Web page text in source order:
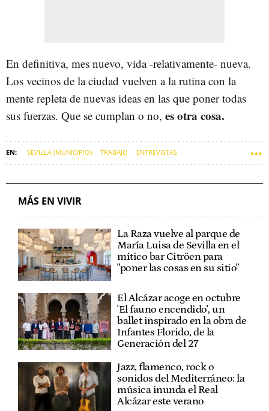
En definitiva, mes nuevo, vida -relativamente- nueva.
Los vecinos de la ciudad vuelven a la rutina con la
mente repleta de nuevas ideas en las que poner todas
sus fuerzas. Que se cumplan o no, es otra cosa.
SEVILLA (MUNICIPIO) TRABAJO ENTREVISTAS
MÁS EN VIVIR
La Raza vuelve al parque de
María Luisa de Sevilla en el
mítico bar Citröen para
"poner las cosas en su sitio"
El Alcázar acoge en octubre
'El fauno encendido', un
ballet inspirado en la obra de
Infantes Florido, de la
Generación del 27
Jazz, flamenco, rock o
sonidos del Mediterráneo: la
música inunda el Real
Alcázar este verano